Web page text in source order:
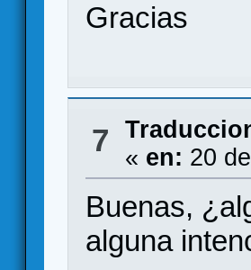
Gracias
7
« en: 20
Buenas,
alguna